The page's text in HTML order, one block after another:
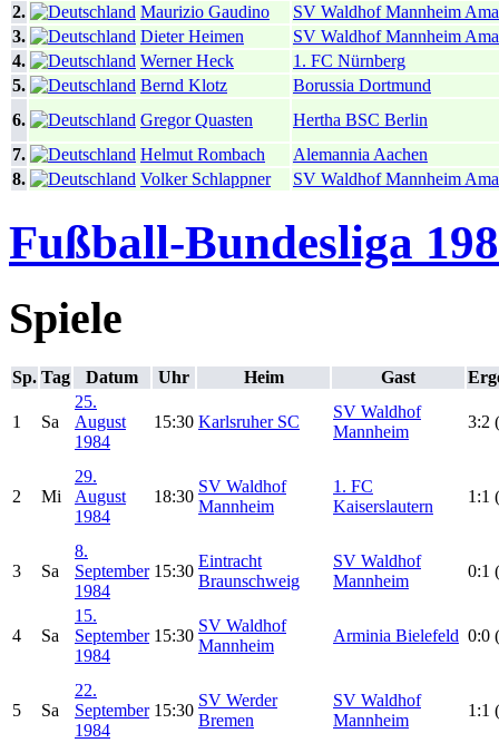
2.
Maurizio Gaudino
SV Waldhof Mannheim
3.
Dieter Heimen
SV Waldhof Mannheim
4.
Werner Heck
1. FC Nürnberg
5.
Bernd Klotz
Borussia Dortmund
6.
Gregor Quasten
Hertha BSC Berlin
7.
Helmut Rombach
Alemannia Aachen
8.
Volker Schlappner SV Waldhof Mannheim
Fußball-Bundesliga
Spiele
Sp. Tag Datum Uhr Heim Gast
1 Sa
25.
August
1984
15:30 Karlsruher SC
SV Waldhof
Mannheim
3:2
2 Mi
29.
August
1984
18:30
SV Waldhof
Mannheim
1. FC
Kaiserslautern
1:1
3 Sa
8.
September
1984
15:30
Eintracht
Braunschweig
SV Waldhof
Mannheim
0:1
4 Sa
15.
September
1984
15:30
SV Waldhof
Mannheim
Arminia Bielefeld 0:0
5 Sa
22.
September
1984
15:30
SV Werder
Bremen
SV Waldhof
Mannheim
1:1